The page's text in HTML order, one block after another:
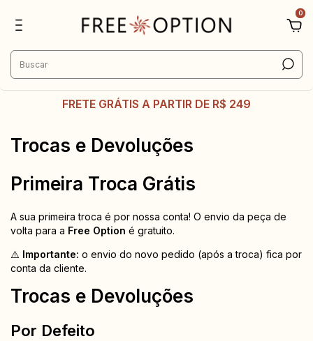
0
FRETE GRÁTIS A PARTIR DE R$ 249
Trocas e Devoluções
Primeira Troca Grátis
A sua primeira troca é por nossa conta! O envio da peça de
volta para a Free Option é gratuito.
⚠️ Importante: o envio do novo pedido (após a troca) fica por
conta da cliente.
Trocas e Devoluções
Por Defeito